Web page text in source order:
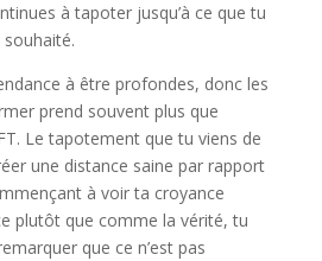
à tapoter jusqu’à ce que tu
à être profondes, donc les
prend souvent plus que
Le tapotement que tu viens de
une distance saine par rapport
à voir ta croyance
plutôt que comme la vérité, tu
que ce n’est pas